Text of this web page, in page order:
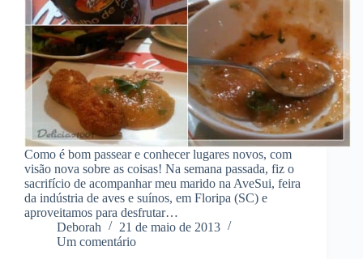
Como é bom passear e conhecer lugares novos, com
visão nova sobre as coisas! Na semana passada, fiz o
sacrifício de acompanhar meu marido na AveSui, feira
da indústria de aves e suínos, em Floripa (SC) e
aproveitamos para desfrutar…
Deborah
21 de maio de 2013
Um comentário